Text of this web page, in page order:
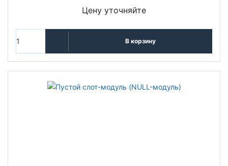
Цену уточняйте
В корзину